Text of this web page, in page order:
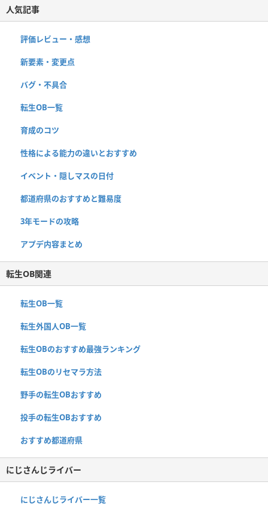
人気記事
評価レビュー・感想
新要素・変更点
バグ・不具合
転生OB一覧
育成のコツ
性格による能力の違いとおすすめ
イベント・隠しマスの日付
都道府県のおすすめと難易度
3年モードの攻略
アプデ内容まとめ
転生OB関連
転生OB一覧
転生外国人OB一覧
転生OBのおすすめ最強ランキング
転生OBのリセマラ方法
野手の転生OBおすすめ
投手の転生OBおすすめ
おすすめ都道府県
にじさんじライバー
にじさんじライバー一覧